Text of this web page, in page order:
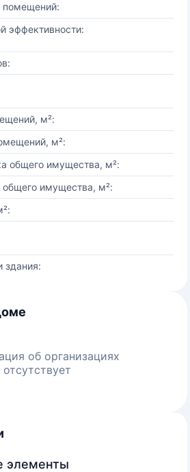
помещений:
эффективности:
м²:
м²:
общего имущества, м²:
имущества, м²:
здания:
об организациях
отсутствует
элементы